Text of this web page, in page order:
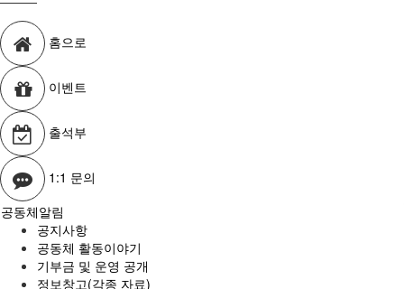
홈으로
이벤트
출석부
1:1 문의
공동체알림
공지사항
공동체 활동이야기
기부금 및 운영 공개
정보창고(각종 자료)